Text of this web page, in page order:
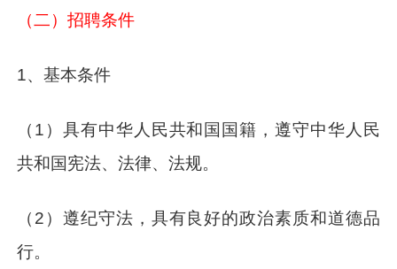
（二）招聘条件
1、基本条件
（1）具有中华人民共和国国籍，遵守中华人民
共和国宪法、法律、法规。
（2）遵纪守法，具有良好的政治素质和道德品
行。